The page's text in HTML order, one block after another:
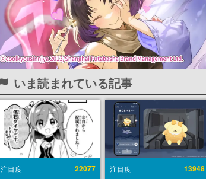
いま読まれている記事
注目度 22077 注目度 13948